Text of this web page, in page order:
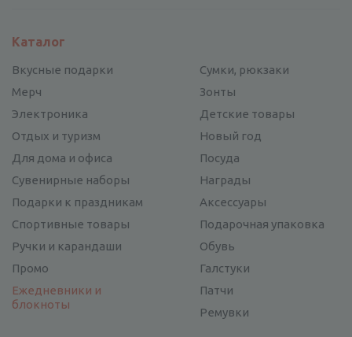
Каталог
Вкусные подарки
Мерч
Электроника
Отдых и туризм
Для дома и офиса
Сувенирные наборы
Подарки к праздникам
Спортивные товары
Ручки и карандаши
Промо
Ежедневники и
блокноты
Сумки, рюкзаки
Зонты
Детские товары
Новый год
Посуда
Награды
Аксессуары
Подарочная упаковка
Обувь
Галстуки
Патчи
Ремувки